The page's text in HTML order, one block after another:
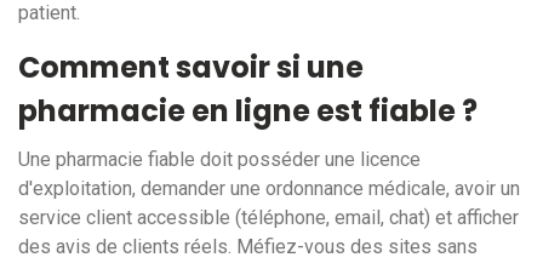
patient.
Comment savoir si une
pharmacie en ligne est fiable ?
Une pharmacie fiable doit posséder une licence
d'exploitation, demander une ordonnance médicale, avoir un
service client accessible (téléphone, email, chat) et afficher
des avis de clients réels. Méfiez-vous des sites sans